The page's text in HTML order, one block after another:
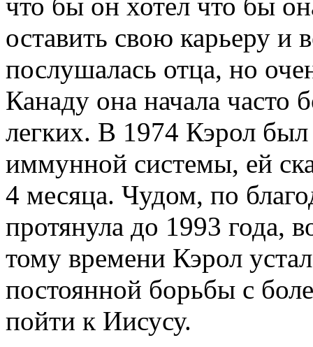
оставить свою карьеру и
послушалась отца, но
Канаду она начала часто
легких. В 1974 Кэрол был
иммунной системы, ей
4 месяца. Чудом, по
протянула до 1993 года,
тому времени Кэрол
постоянной борьбы с
пойти к Иисусу.